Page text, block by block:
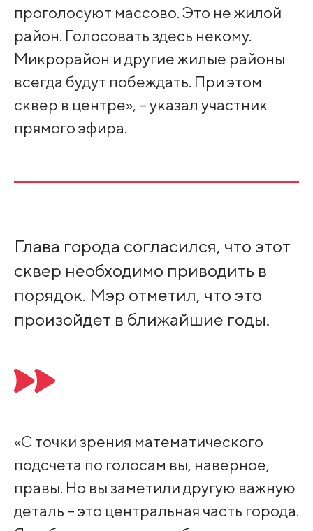
проголосуют массово. Это не жилой
район. Голосовать здесь некому.
Микрорайон и другие жилые районы
всегда будут побеждать. При этом
сквер в центре», – указал участник
прямого эфира.
Глава города согласился, что этот
сквер необходимо приводить в
порядок. Мэр отметил, что это
произойдет в ближайшие годы.
«С точки зрения математического
подсчета по голосам вы, наверное,
правы. Но вы заметили другую важную
деталь – это центральная часть города.